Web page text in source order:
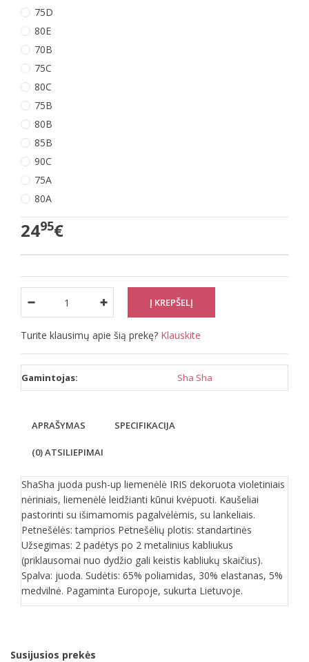
75D
80E
70B
75C
80C
75B
80B
85B
90C
75A
80A
2495€
Turite klausimų apie šią prekę? Klauskite
Gamintojas: Sha Sha
APRAŠYMAS SPECIFIKACIJA
(0) ATSILIEPIMAI
ShaSha juoda push-up liemenėlė IRIS dekoruota violetiniais
nėriniais, liemenėlė leidžianti kūnui kvėpuoti. Kaušeliai
pastorinti su išimamomis pagalvėlėmis, su lankeliais.
Petnešėlės: tamprios Petnešėlių plotis: standartinės
Užsegimas: 2 padėtys po 2 metalinius kabliukus
(priklausomai nuo dydžio gali keistis kabliukų skaičius).
Spalva: juoda. Sudėtis: 65% poliamidas, 30% elastanas, 5%
medvilnė. Pagaminta Europoje, sukurta Lietuvoje.
Susijusios prekės